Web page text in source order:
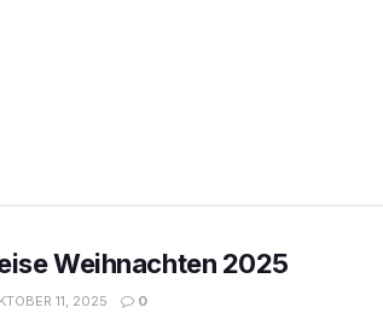
Weihnachten 2025
11, 2025 0